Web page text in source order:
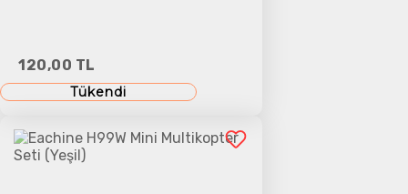
120,00 TL
Tükendi